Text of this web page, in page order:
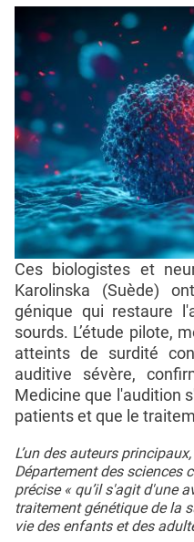
Ces biologistes et
Karolinska (Suède)
génique qui restaure
sourds. L’étude pilote,
atteints de surdité
auditive sévère,
Medicine que l'audition
patients et que le
L’un des auteurs
Département des sciences
précise « qu’il s'agit d'une
traitement génétique de la
vie des enfants et des